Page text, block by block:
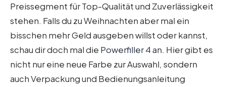
Preissegment für Top-Qualität und Zuverlässigkeit
stehen. Falls du zu Weihnachten aber mal ein
bisschen mehr Geld ausgeben willst oder kannst,
schau dir doch mal die Powerfiller 4an. Hier gibt es
nicht nur eine neue Farbe zur Auswahl, sondern
auch Verpackung und Bedienungsanleitung